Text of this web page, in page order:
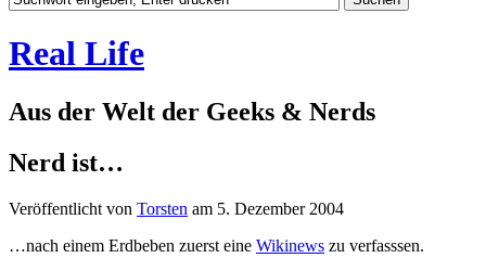
Real Life
Aus der Welt der Geeks & Nerds
Nerd ist…
Veröffentlicht von Torsten am 5. Dezember 2004
…nach einem Erdbeben zuerst eine Wikinews zu verfasssen.